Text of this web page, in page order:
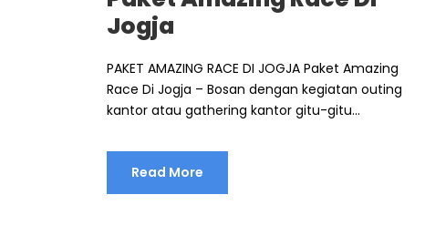
Jogja
PAKET AMAZING RACE DI JOGJA Paket Amazing
Race Di Jogja – Bosan dengan kegiatan outing
kantor atau gathering kantor gitu-gitu...
Read More